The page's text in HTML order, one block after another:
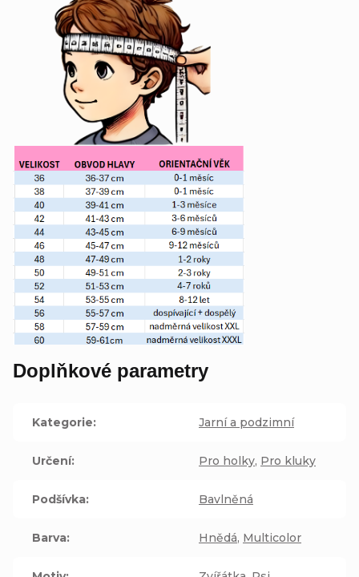
Doplňkové parametry
Kategorie: Jarní a podzimní
Určení: Pro holky, Pro kluky
Podšívka: Bavlněná
Barva: Hnědá, Multicolor